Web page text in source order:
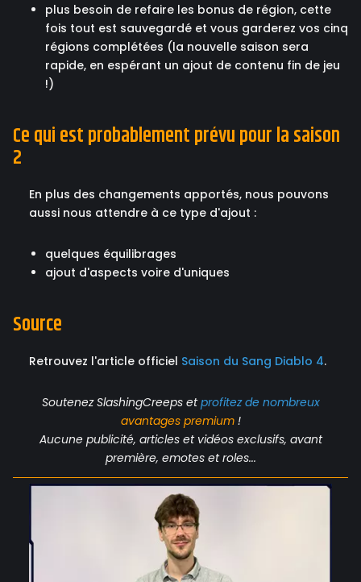
plus besoin de refaire les bonus de région, cette
fois tout est sauvegardé et vous garderez vos cinq
régions complétées (la nouvelle saison sera
rapide, en espérant un ajout de contenu fin de jeu
!)
Ce qui est probablement prévu pour la saison
2
En plus des changements apportés, nous pouvons
aussi nous attendre à ce type d'ajout :
quelques équilibrages
ajout d'aspects voire d'uniques
Source
Retrouvez l'article officiel Saison du Sang Diablo 4.
Soutenez SlashingCreeps etprofitez de nombreux
avantagespremium!
Aucune publicité, articles et vidéos exclusifs, avant
première, emotes et roles...